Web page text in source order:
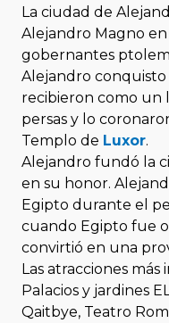
La ciudad de
Alejandro Magno en
gobernantes
Alejandro conquisto
recibieron como un
persas y lo
Templo de Luxor.
Alejandro fundó la
en su honor.
Egipto durante el
cuando Egipto fue
convirtió en una
Las atracciones
Palacios y jardines
Qaitbye, Teatro